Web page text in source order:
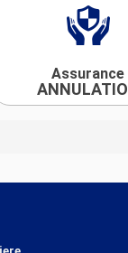
Assurance